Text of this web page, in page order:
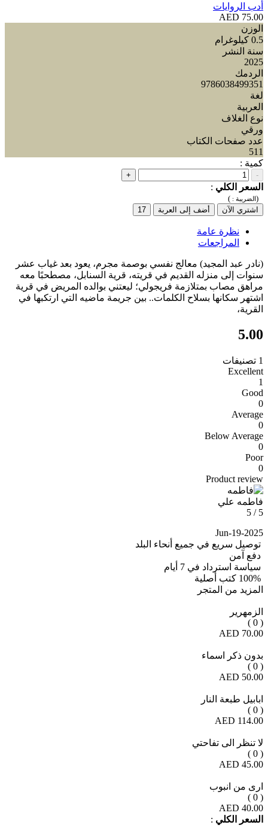
أدب الروايات
75.00 AED
الوزن
0.5 كيلوغرام
سنة النشر
2025
الردمك
9786038499351
لغة
العربية
نوع الغلاف
ورقي
عدد صفحات الكتاب
511
كمية :
-
+
السعر الكلي :
(الضريبة : )
اشتري الآن
أضف إلى العربة 17
نظرة عامة
المراجعات
(نادر عبد المجيد) معالج نفسي بوصمة مجرم، يعود بعد غياب عشر
سنوات إلى منزله القديم في قريته، قرية السنابل، مصطحبًا معه
مراهق مصاب بمتلازمة فريجولي؛ ليعتني بوالده المريض في قرية
اشتهر سكانها بسلاح الكلمات.. بين جريمة ماضيه التي ارتكبها في
القرية،
5.00
1 تصنيفات
Excellent
1
Good
0
Average
0
Below Average
0
Poor
0
Product review
فاطمه علي
5 / 5
Jun-19-2025
توصيل سريع في جميع أنحاء البلد
دفع آمن
سياسة استرداد في 7 أيام
100% كتب أصلية
المزيد من المتجر
الزمهرير
( 0 )
70.00 AED
بدون ذكر اسماء
( 0 )
50.00 AED
ابابيل طبعة النار
( 0 )
114.00 AED
لا تنظر الى تفاحتي
( 0 )
45.00 AED
ارى من انبوب
( 0 )
40.00 AED
السعر الكلي :